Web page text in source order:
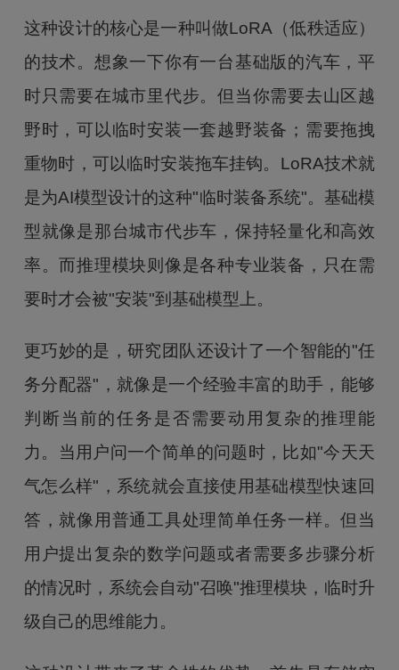
这种设计的核心是一种叫做LoRA（低秩适应）
的技术。想象一下你有一台基础版的汽车，平
时只需要在城市里代步。但当你需要去山区越
野时，可以临时安装一套越野装备；需要拖拽
重物时，可以临时安装拖车挂钩。LoRA技术就
是为AI模型设计的这种"临时装备系统"。基础模
型就像是那台城市代步车，保持轻量化和高效
率。而推理模块则像是各种专业装备，只在需
要时才会被"安装"到基础模型上。
更巧妙的是，研究团队还设计了一个智能的"任
务分配器"，就像是一个经验丰富的助手，能够
判断当前的任务是否需要动用复杂的推理能
力。当用户问一个简单的问题时，比如"今天天
气怎么样"，系统就会直接使用基础模型快速回
答，就像用普通工具处理简单任务一样。但当
用户提出复杂的数学问题或者需要多步骤分析
的情况时，系统会自动"召唤"推理模块，临时升
级自己的思维能力。